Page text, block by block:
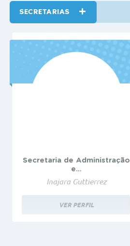
SECRETARIASVER MAIS
Secretaria de Administração
e...
Inajara Guttierrez
VER PERFIL